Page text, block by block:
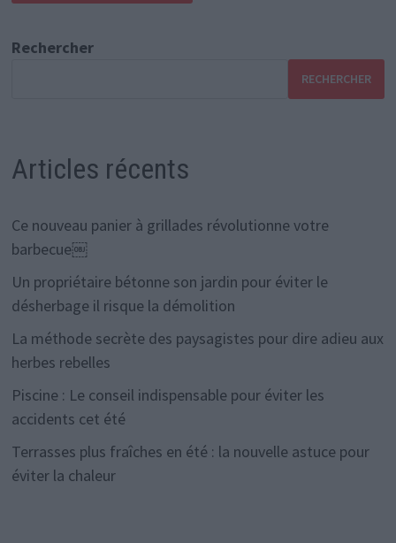
Rechercher
RECHERCHER
Articles récents
Ce nouveau panier à grillades révolutionne votre
barbecue￼
Un propriétaire bétonne son jardin pour éviter le
désherbage il risque la démolition
La méthode secrète des paysagistes pour dire adieu aux
herbes rebelles
Piscine : Le conseil indispensable pour éviter les
accidents cet été
Terrasses plus fraîches en été : la nouvelle astuce pour
éviter la chaleur